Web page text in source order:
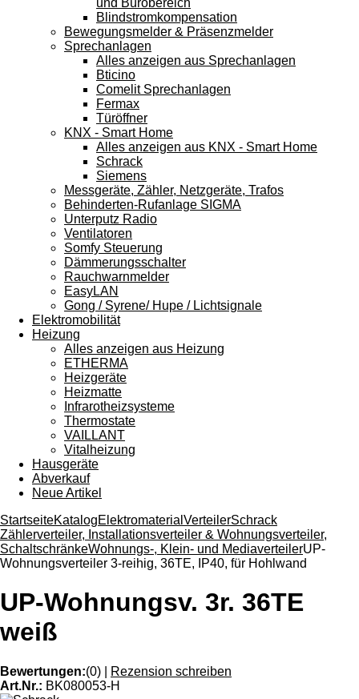
und Bürobereich
Blindstromkompensation
Bewegungsmelder & Präsenzmelder
Sprechanlagen
Alles anzeigen aus Sprechanlagen
Bticino
Comelit Sprechanlagen
Fermax
Türöffner
KNX - Smart Home
Alles anzeigen aus KNX - Smart Home
Schrack
Siemens
Messgeräte, Zähler, Netzgeräte, Trafos
Behinderten-Rufanlage SIGMA
Unterputz Radio
Ventilatoren
Somfy Steuerung
Dämmerungsschalter
Rauchwarnmelder
EasyLAN
Gong / Syrene/ Hupe / Lichtsignale
Elektromobilität
Heizung
Alles anzeigen aus Heizung
ETHERMA
Heizgeräte
Heizmatte
Infrarotheizsysteme
Thermostate
VAILLANT
Vitalheizung
Hausgeräte
Abverkauf
Neue Artikel
StartseiteKatalogElektromaterial VerteilerSchrack
Zählerverteiler, Installationsverteiler & Wohnungsverteiler,
SchaltschränkeWohnungs-, Klein- und MediaverteilerUP-
Wohnungsverteiler 3-reihig, 36TE, IP40, für Hohlwand
UP-Wohnungsv. 3r. 36TE
weiß
Bewertungen:(0)
Rezension schreiben
Art.Nr.: BK080053-H